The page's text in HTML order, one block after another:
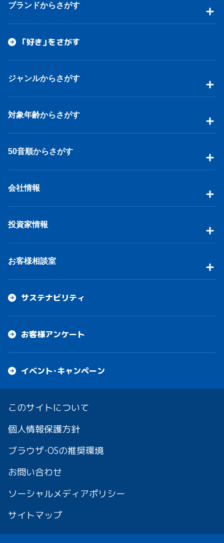
ブランドからさがす
「好き」をさがす
ジャンルからさがす
対象年齢からさがす
50音順からさがす
会社情報
投資家情報
お客様相談室
サステナビリティ
お客様アンケート
イベント・キャンペーン
このサイトについて
個人情報保護方針
ブラウザ・OSの推奨環境
お問い合わせ
ソーシャルメディアポリシー
サイトマップ